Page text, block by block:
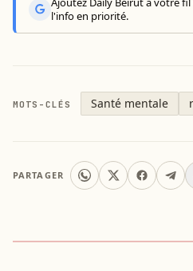
l'info en priorité.
MOTS-CLÉS Santé mentale
PARTAGER